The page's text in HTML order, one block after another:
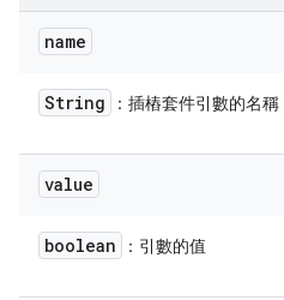
name
String ：插樁套件引數的名稱
value
boolean ：引數的值